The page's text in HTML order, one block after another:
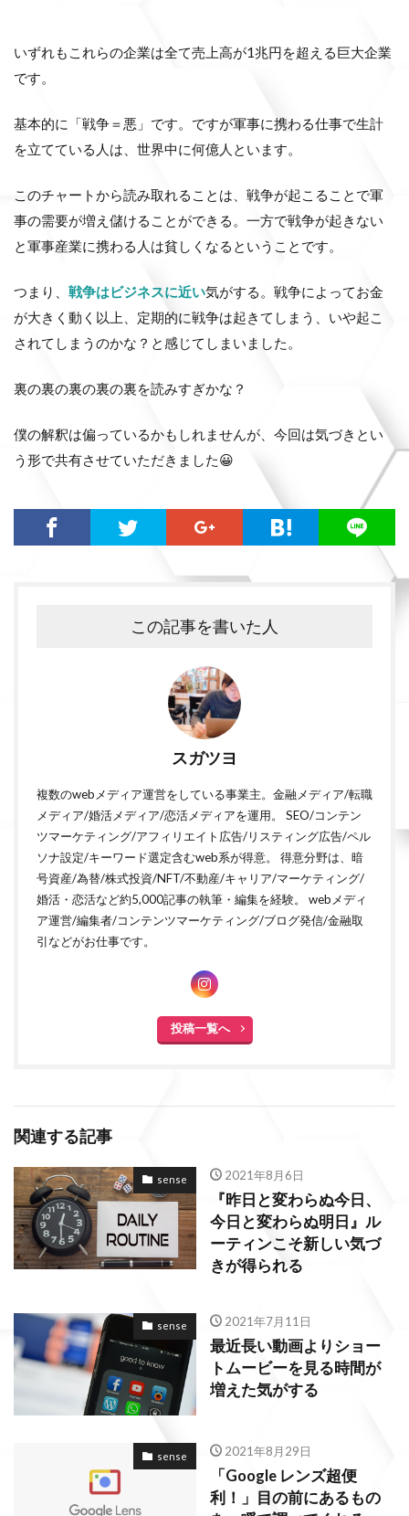
いずれもこれらの企業は全て売上高が1兆円を超える巨大企業
です。
基本的に「戦争＝悪」です。ですが軍事に携わる仕事で生計
を立てている人は、世界中に何億人といます。
このチャートから読み取れることは、戦争が起こることで軍
事の需要が増え儲けることができる。一方で戦争が起きない
と軍事産業に携わる人は貧しくなるということです。
つまり、 戦争はビジネスに近い気がする。戦争によってお金
が大きく動く以上、定期的に戦争は起きてしまう、いや起こ
されてしまうのかな？と感じてしまいました。
裏の裏の裏の裏の裏を読みすぎかな？
僕の解釈は偏っているかもしれませんが、今回は気づきとい
う形で共有させていただきました😀
この記事を書いた人
スガツヨ
複数のwebメディア運営をしている事業主。金融メディア/転職
メディア/婚活メディア/恋活メディアを運用。 SEO/コンテン
ツマーケティング/アフィリエイト広告/リスティング広告/ペル
ソナ設定/キーワード選定含むweb系が得意。 得意分野は、暗
号資産/為替/株式投資/NFT/不動産/キャリア/マーケティング/
婚活・恋活など約5,000記事の執筆・編集を経験。 webメディ
ア運営/編集者/コンテンツマーケティング/ブログ発信/金融取
引などがお仕事です。
投稿一覧へ
関連する記事
sense 2021年8月6日
『昨日と変わらぬ今日、
今日と変わらぬ明日』ル
ーティンこそ新しい気づ
きが得られる
sense 2021年7月11日
最近長い動画よりショー
トムービーを見る時間が
増えた気がする
sense 2021年8月29日
「Google レンズ超便
利！」目の前にあるもの